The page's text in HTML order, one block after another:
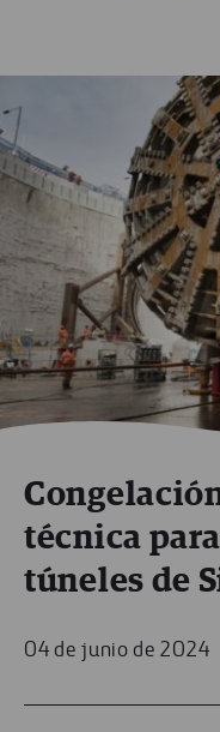
técnica
túneles de
04 de junio de 2024